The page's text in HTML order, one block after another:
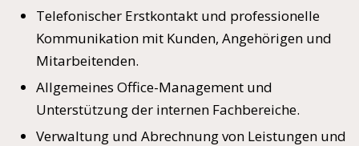
Telefonischer Erstkontakt und professionelle
Kommunikation mit Kunden, Angehörigen und
Mitarbeitenden.
Allgemeines Office-Management und
Unterstützung der internen Fachbereiche.
Verwaltung und Abrechnung von Leistungen und